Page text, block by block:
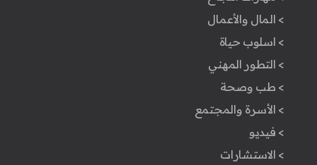
> المال والأعمال
> اسلوب حياة
> التطور المهني
> طب وصحة
> الأسرة والمجتمع
> فيديو
> الاستشارات